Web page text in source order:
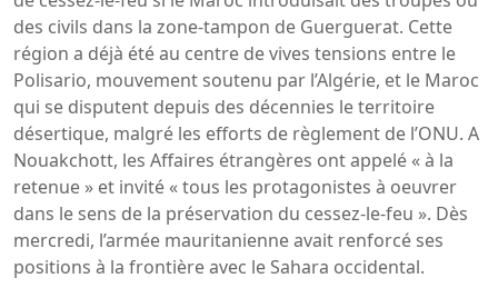
des civils dans la zone-tampon de Guerguerat. Cette
région a déjà été au centre de vives tensions entre le
Polisario, mouvement soutenu par l’Algérie, et le Maroc
qui se disputent depuis des décennies le territoire
désertique, malgré les efforts de règlement de l’ONU. A
Nouakchott, les Affaires étrangères ont appelé « à la
retenue » et invité « tous les protagonistes à oeuvrer
dans le sens de la préservation du cessez-le-feu ». Dès
mercredi, l’armée mauritanienne avait renforcé ses
positions à la frontière avec le Sahara occidental.